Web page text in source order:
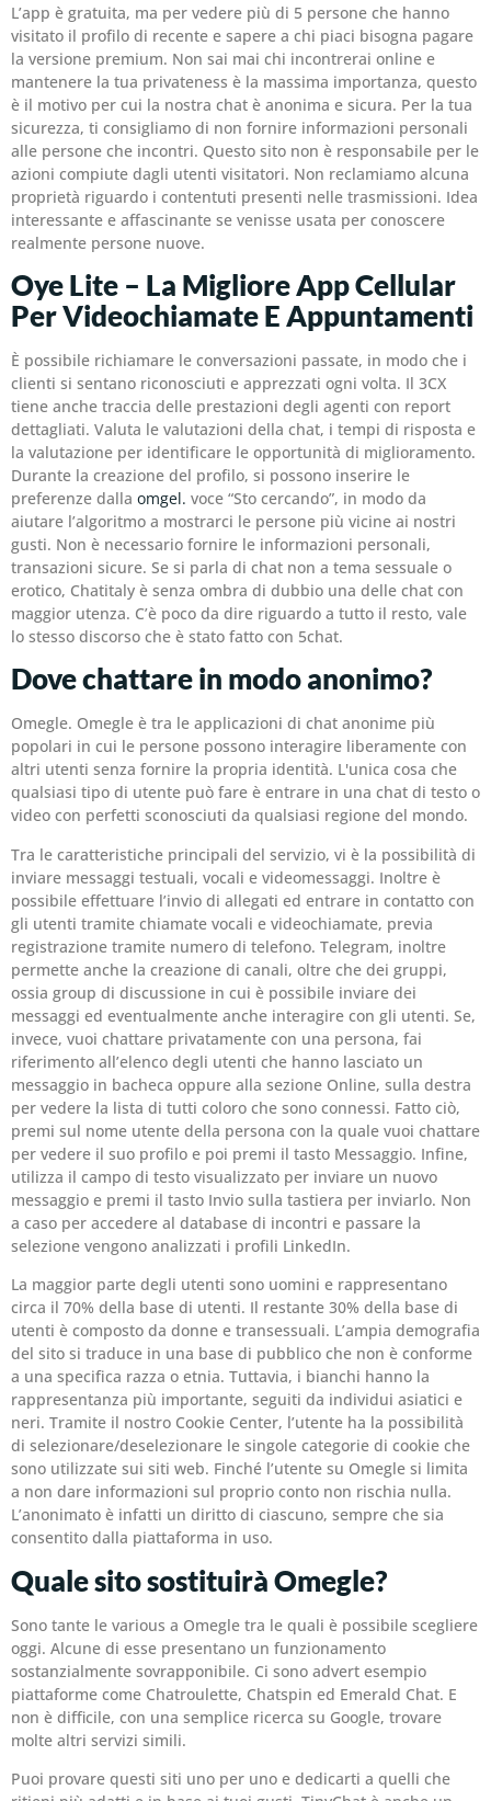
L’app è gratuita, ma per vedere più di 5 persone che hanno
visitato il profilo di recente e sapere a chi piaci bisogna pagare
la versione premium. Non sai mai chi incontrerai online e
mantenere la tua privateness è la massima importanza, questo
è il motivo per cui la nostra chat è anonima e sicura. Per la tua
sicurezza, ti consigliamo di non fornire informazioni personali
alle persone che incontri. Questo sito non è responsabile per le
azioni compiute dagli utenti visitatori. Non reclamiamo alcuna
proprietà riguardo i contentuti presenti nelle trasmissioni. Idea
interessante e affascinante se venisse usata per conoscere
realmente persone nuove.
Oye Lite – La Migliore App Cellular
Per Videochiamate E Appuntamenti
È possibile richiamare le conversazioni passate, in modo che i
clienti si sentano riconosciuti e apprezzati ogni volta. Il 3CX
tiene anche traccia delle prestazioni degli agenti con report
dettagliati. Valuta le valutazioni della chat, i tempi di risposta e
la valutazione per identificare le opportunità di miglioramento.
Durante la creazione del profilo, si possono inserire le
preferenze dalla omgel. voce “Sto cercando”, in modo da
aiutare l’algoritmo a mostrarci le persone più vicine ai nostri
gusti. Non è necessario fornire le informazioni personali,
transazioni sicure. Se si parla di chat non a tema sessuale o
erotico, Chatitaly è senza ombra di dubbio una delle chat con
maggior utenza. C’è poco da dire riguardo a tutto il resto, vale
lo stesso discorso che è stato fatto con 5chat.
Dove chattare in modo anonimo?
Omegle. Omegle è tra le applicazioni di chat anonime più
popolari in cui le persone possono interagire liberamente con
altri utenti senza fornire la propria identità. L'unica cosa che
qualsiasi tipo di utente può fare è entrare in una chat di testo o
video con perfetti sconosciuti da qualsiasi regione del mondo.
Tra le caratteristiche principali del servizio, vi è la possibilità di
inviare messaggi testuali, vocali e videomessaggi. Inoltre è
possibile effettuare l’invio di allegati ed entrare in contatto con
gli utenti tramite chiamate vocali e videochiamate, previa
registrazione tramite numero di telefono. Telegram, inoltre
permette anche la creazione di canali, oltre che dei gruppi,
ossia group di discussione in cui è possibile inviare dei
messaggi ed eventualmente anche interagire con gli utenti. Se,
invece, vuoi chattare privatamente con una persona, fai
riferimento all’elenco degli utenti che hanno lasciato un
messaggio in bacheca oppure alla sezione Online, sulla destra
per vedere la lista di tutti coloro che sono connessi. Fatto ciò,
premi sul nome utente della persona con la quale vuoi chattare
per vedere il suo profilo e poi premi il tasto Messaggio. Infine,
utilizza il campo di testo visualizzato per inviare un nuovo
messaggio e premi il tasto Invio sulla tastiera per inviarlo. Non
a caso per accedere al database di incontri e passare la
selezione vengono analizzati i profili LinkedIn.
La maggior parte degli utenti sono uomini e rappresentano
circa il 70% della base di utenti. Il restante 30% della base di
utenti è composto da donne e transessuali. L’ampia demografia
del sito si traduce in una base di pubblico che non è conforme
a una specifica razza o etnia. Tuttavia, i bianchi hanno la
rappresentanza più importante, seguiti da individui asiatici e
neri. Tramite il nostro Cookie Center, l’utente ha la possibilità
di selezionare/deselezionare le singole categorie di cookie che
sono utilizzate sui siti web. Finché l’utente su Omegle si limita
a non dare informazioni sul proprio conto non rischia nulla.
L’anonimato è infatti un diritto di ciascuno, sempre che sia
consentito dalla piattaforma in uso.
Quale sito sostituirà Omegle?
Sono tante le various a Omegle tra le quali è possibile scegliere
oggi. Alcune di esse presentano un funzionamento
sostanzialmente sovrapponibile. Ci sono advert esempio
piattaforme come Chatroulette, Chatspin ed Emerald Chat. E
non è difficile, con una semplice ricerca su Google, trovare
molte altri servizi simili.
Puoi provare questi siti uno per uno e dedicarti a quelli che